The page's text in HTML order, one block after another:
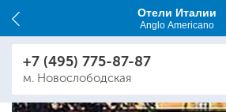
Отели Италии
Anglo Americano
+7 (495) 775-87-87
м. Новослободская